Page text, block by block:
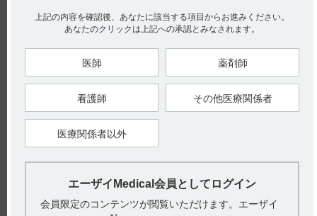
電子添文には、貯法について室温保存と記載されています。
【関連情報】
インタビューフォームには、安定性に関する以下の記載があり
ます。（引用2）
■製剤の各種条件下における安定性
※試験項目：性状、pH、含量
データの詳細については、エーザイｈｈｃホットライン
（0120-419-497）までお問い合わせください。
1）ムコフィリン吸入液20％電子添文2023年4月改訂（第2版）
2）ムコフィリン吸入液20％インタビューフォーム2023年11月
改訂（第6版） Ⅳ．製剤に関する項目 6. 製剤の各種条件下に
上記の内容を確認後、あなたに該当する項目からお進みください。
あなたのクリックは上記への承認とみなされます。
医師 薬剤師
看護師 その他医療関係者
医療関係者以外
エーザイMedical会員としてログイン
会員限定のコンテンツが閲覧いただけます。エーザイ